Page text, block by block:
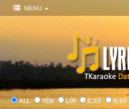
MENU
ALL TÊN LỜI C.SỸ N.SỸ